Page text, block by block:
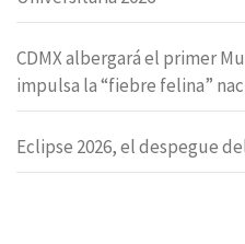
CDMX albergará el primer
impulsa la “fiebre felina”
Eclipse 2026, el despegue